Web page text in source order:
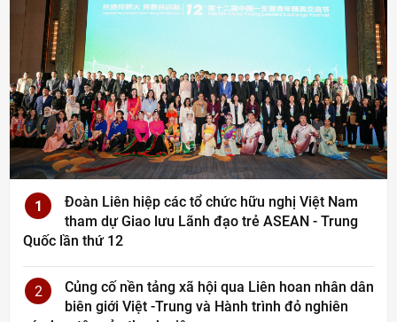
1
Đoàn Liên hiệp các tổ chức hữu nghị Việt Nam
tham dự Giao lưu Lãnh đạo trẻ ASEAN - Trung
Quốc lần thứ 12
2
Củng cố nền tảng xã hội qua Liên hoan nhân dân
biên giới Việt -Trung và Hành trình đỏ nghiên